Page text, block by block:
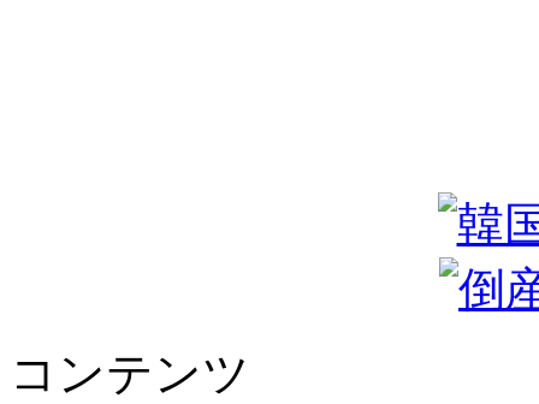
コンテンツ